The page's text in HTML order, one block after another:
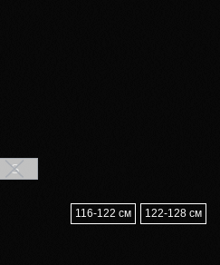
S
116-122 см 122-128 см